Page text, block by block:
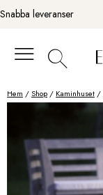
Fortsätt
till
Snabba leveranser
Hem /Shop / Kaminhuset /